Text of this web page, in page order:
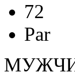
72
Par